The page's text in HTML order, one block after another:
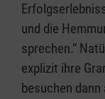
und die
sprechen.“
explizit ihre
besuchen